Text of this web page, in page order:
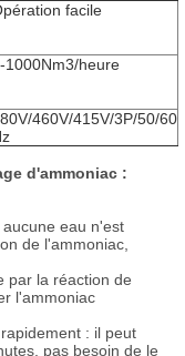
facile
1000Nm3/heure
460V/415V/3P/50/60
d'ammoniac :
eau n'est
de l'ammoniac,
par la réaction de
l'ammoniac
: il peut
pas besoin de le